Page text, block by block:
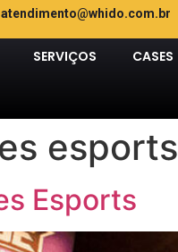
atendimento@whido.com.br
SERVIÇOS CASES
esports
Esports